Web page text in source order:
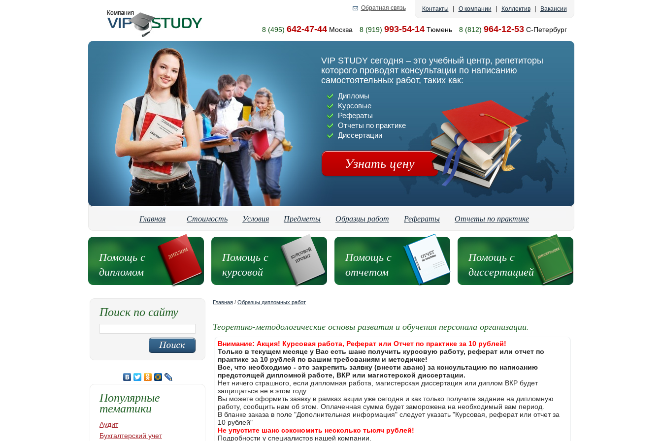
Контакты | О компании | Коллектив| Вакансии
Обратная связь
8 (495) 642-47-44Москва 8 (919) 993-54-14Тюмень 8 (812) 964-12-53С-Петербург
VIP STUDY сегодня – это учебный центр, репетиторы
которого проводят консультации по написанию
самостоятельных работ, таких как:
Дипломы
Курсовые
Рефераты
Отчеты по практике
Диссертации
Узнать цену
Главная Стоимость Условия Предметы Образцы работ Рефераты Отчеты по практике
Помощь с
дипломом
Помощь с
курсовой
Помощь с
отчетом
Помощь с
диссертацией
Главная / Образцы дипломных работ
Теоретико-методологические основы развития и обучения персонала организации.
Внимание: Акция! Курсовая работа, Реферат или Отчет по практике за 10 рублей!
Только в текущем месяце у Вас есть шанс получить курсовую работу, реферат или отчет по
практике за 10 рублей по вашим требованиям и методичке!
Все, что необходимо - это закрепить заявку (внести аванс) за консультацию по написанию
предстоящей дипломной работе, ВКР или магистерской диссертации.
Нет ничего страшного, если дипломная работа, магистерская диссертация или диплом ВКР будет
защищаться не в этом году.
Вы можете оформить заявку в рамках акции уже сегодня и как только получите задание на дипломную
работу, сообщить нам об этом. Оплаченная сумма будет заморожена на необходимый вам период.
В бланке заказа в поле "Дополнительная информация" следует указать "Курсовая, реферат или отчет за
10 рублей"
Не упустите шанс сэкономить несколько тысяч рублей!
Подробности у специалистов нашей компании.
Поиск по сайту
Популярные
тематики
Аудит
Бухгалтерский учет